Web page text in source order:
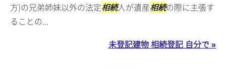
方)の兄弟姉妹以外の法定相続人が遺産相続の際に主張す
ることの...
未登記建物 相続登記 自分で »